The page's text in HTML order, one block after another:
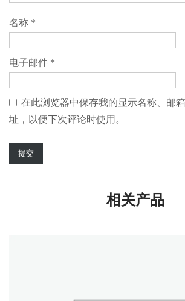
名称 *
电子邮件 *
在此浏览器中保存我的显示名称、邮
址，以便下次评论时使用。
相关产品